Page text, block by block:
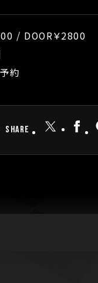
/ DOOR￥2800
約
Share